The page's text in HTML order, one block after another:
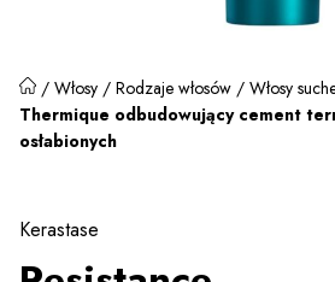
/ Włosy / Rodzaje włosów / Włosy
Thermique odbudowujący cement
osłabionych
Kerastase